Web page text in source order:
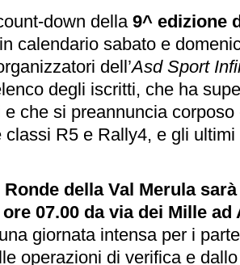
down della 9^ edizione
calendario sabato e
dell’Asd Sport
degli iscritti, che ha
e che si preannuncia
classi R5 e Rally4, e gli
della Val Merula
07.00 da via dei Mille ad
giornata intensa per i
operazioni di verifica e